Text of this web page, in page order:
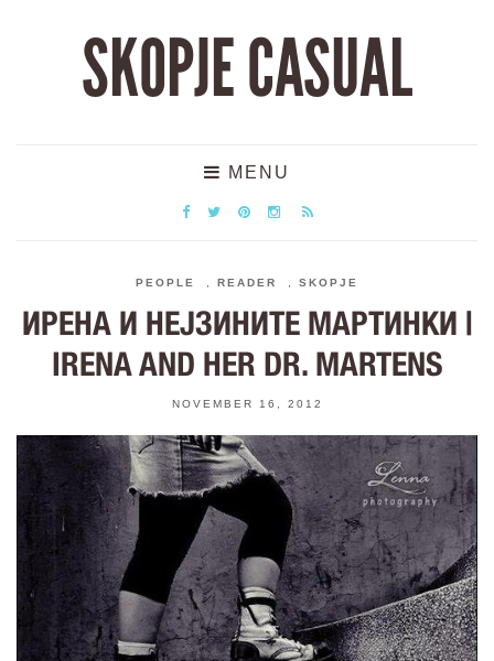
SKOPJE CASUAL
MENU
PEOPLE READER SKOPJE
ИРЕНА И НЕЈЗИНИТЕ МАРТИНКИ |
IRENA AND HER DR. MARTENS
NOVEMBER 16, 2012